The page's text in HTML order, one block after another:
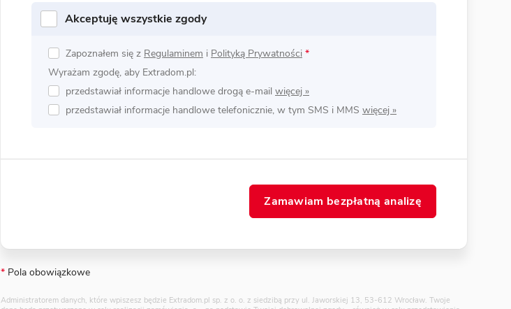
Akceptuję wszystkie zgody
Zapoznałem się z Regulaminem i Polityką Prywatności *
Wyrażam zgodę, aby Extradom.pl:
przedstawiał informacje handlowe drogą e-mail
przedstawiał informacje handlowe telefonicznie, w tym SMS i MMS
Zamawiam bezpłatną analizę
* Pola obowiązkowe
Administratorem danych, które wpiszesz będzie Extradom.pl sp. z o. o. z siedzibą przy ul. Jaworskiej 13, 53-612 Wrocław. Twoje